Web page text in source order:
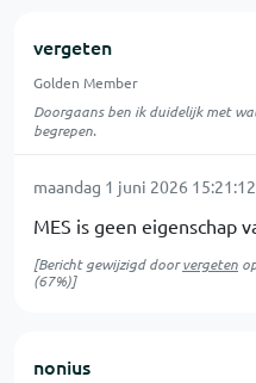
vergeten
Golden Member
Doorgaans ben ik duidelijk met
begrepen.
maandag 1 juni 2026 15:21:12
MES is geen eigenschap
[Bericht gewijzigd doorvergeten
(67%)]
nonius